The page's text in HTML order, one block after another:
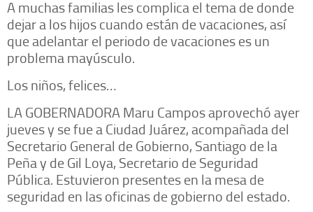
A muchas familias les complica el tema de donde
dejar a los hijos cuando están de vacaciones, así
que adelantar el periodo de vacaciones es un
problema mayúsculo.
Los niños, felices…
LA GOBERNADORA Maru Campos aprovechó ayer
jueves y se fue a Ciudad Juárez, acompañada del
Secretario General de Gobierno, Santiago de la
Peña y de Gil Loya, Secretario de Seguridad
Pública. Estuvieron presentes en la mesa de
seguridad en las oficinas de gobierno del estado.